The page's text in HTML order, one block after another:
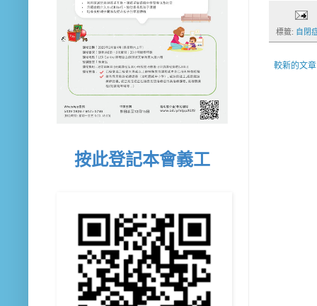
標籤: 自閉
較新的文章
按此登記本會義工